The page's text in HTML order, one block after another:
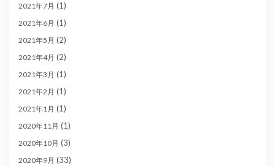
2021年7月 (1)
2021年6月 (1)
2021年5月 (2)
2021年4月 (2)
2021年3月 (1)
2021年2月 (1)
2021年1月 (1)
2020年11月 (1)
2020年10月 (3)
2020年9月 (33)